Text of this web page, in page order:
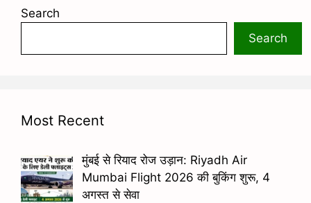
Search
Search
Most Recent
मुंबई से रियाद रोज उड़ान: Riyadh Air
Mumbai Flight 2026 की बुकिंग शुरू, 4
अगस्त से सेवा